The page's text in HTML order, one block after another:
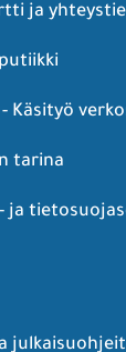
ja
Käsityö
tarina
ja